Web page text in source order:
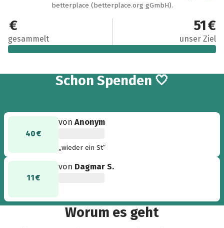
betterplace (betterplace.org gGmbH).
51 €
gesammelt
51 €
unser Ziel
Schon 2
Spenden 🤍
40 €
vonAnonym
„wieder ein St“
11 €
von Dagmar S.
Worum es geht